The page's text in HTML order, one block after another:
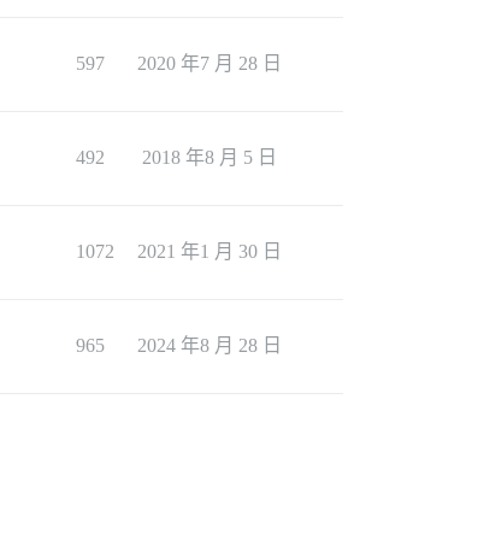
597 2020 年7 月 28 日
492 2018 年8 月 5 日
1072 2021 年1 月 30 日
965 2024 年8 月 28 日